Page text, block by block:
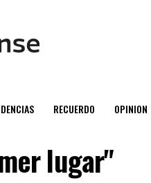
RECUERDO OPINION
lugar"